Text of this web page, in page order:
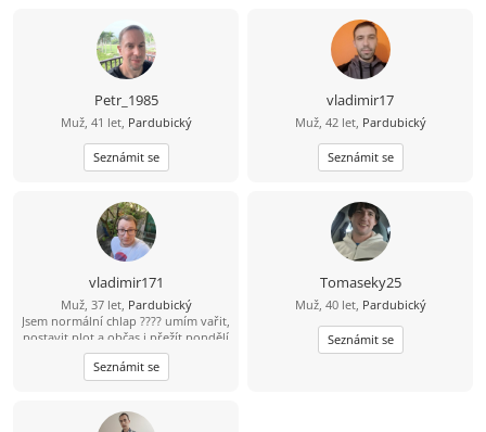
další otázky a chtěla by ses seznámit,
budu rád. Zatím ahoj .
Petr_1985
Muž, 41 let, Pardubický
Seznámit se
vladimir17
Muž, 42 let, Pardubický
Seznámit se
vladimir171
Muž, 37 let, Pardubický
Jsem normální chlap ???? umím vařit,
postavit plot a občas i přežít pondělí
????
Seznámit se
Tomaseky25
Muž, 40 let, Pardubický
Seznámit se